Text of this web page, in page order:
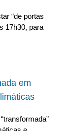
“de portas
17h30, para
em